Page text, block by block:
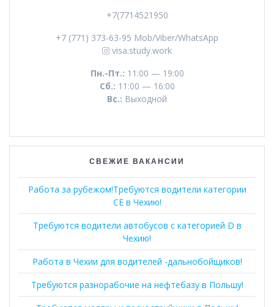
+7(7714521950
+7 (771) 373-63-95 Mob/Viber/WhatsApp
visa.study.work
Пн.-Пт.: 11:00 — 19:00
Сб.: 11:00 — 16:00
Вс.: Выходной
СВЕЖИЕ ВАКАНСИИ
Работа за рубежом!Требуются водители категории
СЕ в Чехию!
Требуются водители автобусов с категорией D в
Чехию!
Работа в Чехии для водителей -дальнобойщиков!
Требуются разнорабочие на нефтебазу в Польшу!